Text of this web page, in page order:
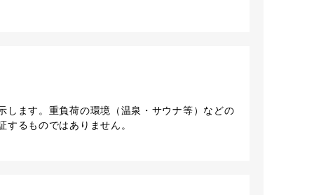
します。重負荷の環境（温泉・サウナ等）などの
るものではありません。